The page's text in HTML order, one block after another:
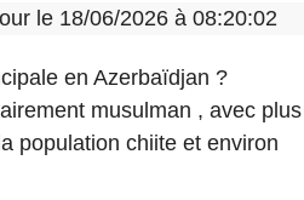
le 18/06/2026 à 08:20:02
en Azerbaïdjan ?
musulman , avec plus
population chiite et environ